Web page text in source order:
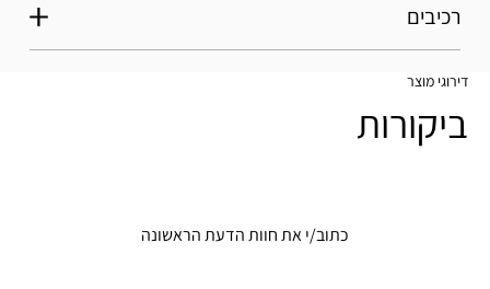
רכיבים
דירוגי מוצר
ביקורות
כתוב/י את חוות הדעת הראשונה